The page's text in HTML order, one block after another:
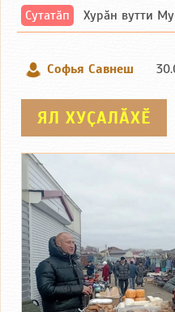
Сутатӑп Хурăн вутти Муркаш районĕпе
Софья Савнеш
ЯЛ ХУҪАЛӐХӖ